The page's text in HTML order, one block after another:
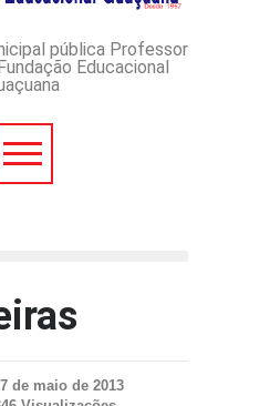
pública Professor
Educacional
7 de maio de 2013